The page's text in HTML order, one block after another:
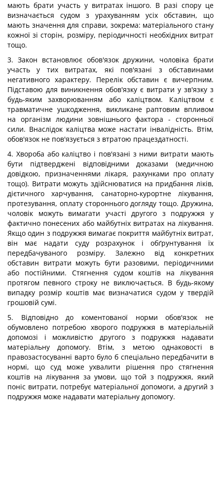
мають брати участь у витратах іншого. В разі спору це
визначається судом з урахуванням усіх обставин, що
мають значення для справи, зокрема: матеріального стану
кожної зі сторін, розміру, періодичності необхідних витрат
тощо.
3. Закон встановлює обов'язок дружини, чоловіка брати
участь у тих витратах, які пов'язані з обставинами
негативного характеру. Перелік обставин є вичерпним.
Підставою для виникнення обов'язку є витрати у зв'язку з
будь-яким захворюванням або каліцтвом. Каліцтвом є
травматичне ушкодження, викликане раптовим впливом
на організм людини зовнішнього фактора - сторонньої
сили. Внаслідок каліцтва може настати інвалідність. Втім,
обов'язок не пов'язується з втратою працездатності.
4. Хвороба або каліцтво і пов'язані з ними витрати мають
бути підтверджені відповідними доказами (медичною
довідкою, призначеннями лікаря, рахунками про оплату
тощо). Витрати можуть здійснюватися на придбання ліків,
дієтичного харчування, санаторно-курортне лікування,
протезування, оплату стороннього догляду тощо. Дружина,
чоловік можуть вимагати участі другого з подружжя у
фактично понесених або майбутніх витратах на лікування.
Якщо один з подружжя вимагає покриття майбутніх витрат,
він має надати суду розрахунок і обґрунтування їх
передбачуваного розміру. Залежно від конкретних
обставин витрати можуть бути разовими, періодичними
або постійними. Стягнення судом коштів на лікування
протягом певного строку не виключається. В будь-якому
випадку розмір коштів має визначатися судом у твердій
грошовій сумі.
5. Відповідно до коментованої норми обов'язок не
обумовлено потребою хворого подружжя в матеріальній
допомозі і можливістю другого з подружжя надавати
матеріальну допомогу. Втім, з метою однаковості в
правозастосуванні варто було б спеціально передбачити в
нормі, що суд може ухвалити рішення про стягнення
коштів на лікування за умови, що той з подружжя, який
поніс витрати, потребує матеріальної допомоги, а другий з
подружжя може надавати матеріальну допомогу.